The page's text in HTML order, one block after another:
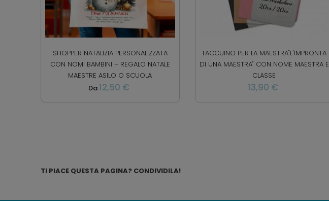
SHOPPER NATALIZIA PERSONALIZZATA
CON NOMI BAMBINI – REGALO NATALE
MAESTRE ASILO O SCUOLA
Da12,50 €
TACCUINO PER LA MAESTRA"L'IMPRONTA
DI UNA MAESTRA" CON NOME MAESTRA E
CLASSE
13,90 €
TI PIACE QUESTA PAGINA? CONDIVIDILA!